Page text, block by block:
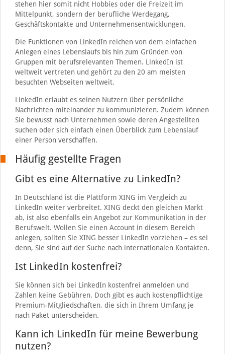
stehen hier somit nicht Hobbies oder die Freizeit im
Mittelpunkt, sondern der berufliche Werdegang,
Geschäftskontakte und Unternehmensentwicklungen.
Die Funktionen von LinkedIn reichen von dem einfachen
Anlegen eines Lebenslaufs bis hin zum Gründen von
Gruppen mit berufsrelevanten Themen. LinkedIn ist
weltweit vertreten und gehört zu den 20 am meisten
besuchten Webseiten weltweit.
LinkedIn erlaubt es seinen Nutzern über persönliche
Nachrichten miteinander zu kommunizieren. Zudem können
Sie bewusst nach Unternehmen sowie deren Angestellten
suchen oder sich einfach einen Überblick zum Lebenslauf
einer Person verschaffen.
Häufig gestellte Fragen
Gibt es eine Alternative zu LinkedIn?
In Deutschland ist die Plattform XING im Vergleich zu
LinkedIn weiter verbreitet. XING deckt den gleichen Markt
ab, ist also ebenfalls ein Angebot zur Kommunikation in der
Berufswelt. Wollen Sie einen Account in diesem Bereich
anlegen, sollten Sie XING besser LinkedIn vorziehen – es sei
denn, Sie sind auf der Suche nach internationalen Kontakten.
Ist LinkedIn kostenfrei?
Sie können sich bei LinkedIn kostenfrei anmelden und
Zahlen keine Gebühren. Doch gibt es auch kostenpflichtige
Premium-Mitgliedschaften, die sich in Ihrem Umfang je
nach Paket unterscheiden.
Kann ich LinkedIn für meine Bewerbung
nutzen?